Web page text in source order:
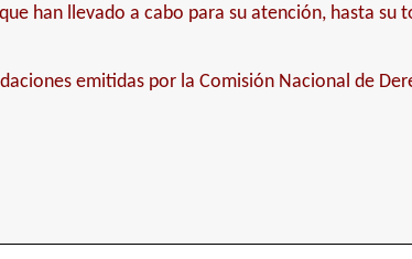
han llevado a cabo para su atención, hasta su
emitidas por la Comisión Nacional de